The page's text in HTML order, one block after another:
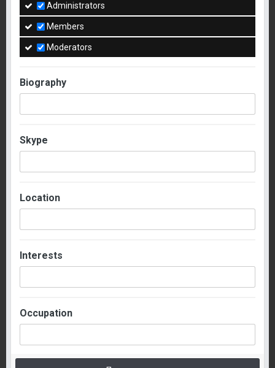
Administrators
Members
Moderators
Biography
Skype
Location
Interests
Occupation